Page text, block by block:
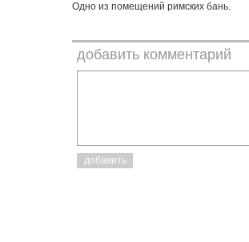
Одно из помещений римских бань.
добавить комментарий
добавить